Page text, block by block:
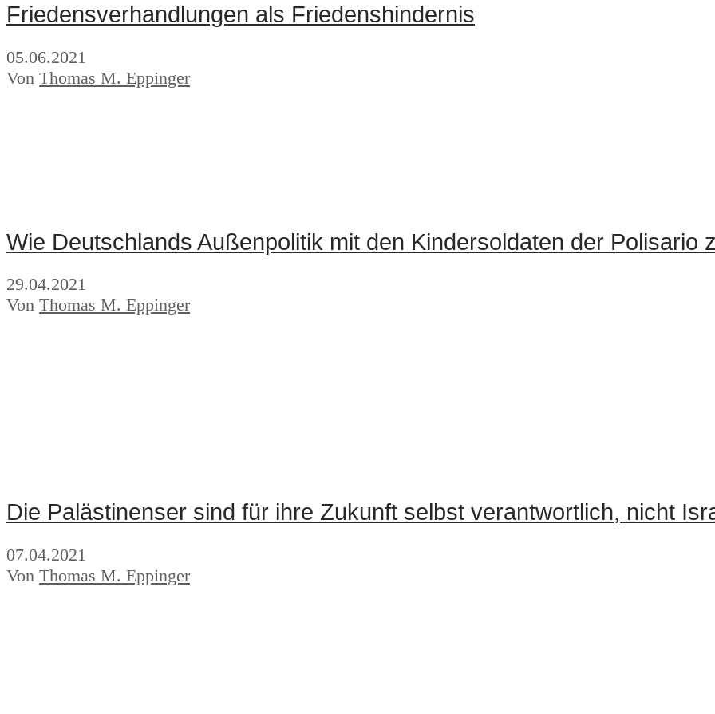
Friedensverhandlungen als Friedenshindernis
05.06.2021
Von Thomas M. Eppinger
Wie Deutschlands Außenpolitik mit den Kindersoldaten der Polisario
29.04.2021
Von Thomas M. Eppinger
Die Palästinenser sind für ihre Zukunft selbst verantwortlich, nicht
07.04.2021
Von Thomas M. Eppinger